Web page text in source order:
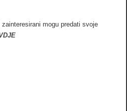
mogu predati svoje